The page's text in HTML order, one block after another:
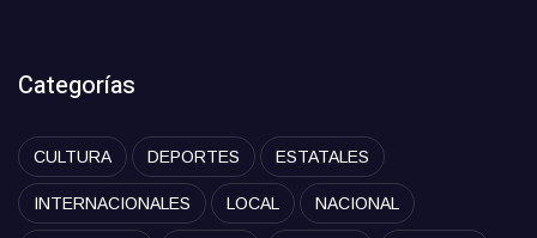
Categorías
CULTURA DEPORTES ESTATALES
INTERNACIONALES LOCAL NACIONAL